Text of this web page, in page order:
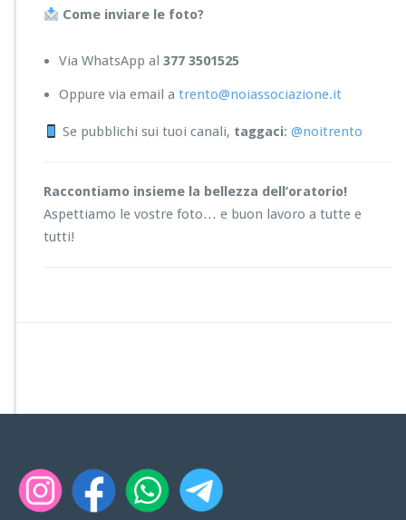
Come inviare le foto?
Via WhatsApp al 377 3501525
Oppure via email a trento@noiassociazione.it
Se pubblichi sui tuoi canali, taggaci:@noitrento
Raccontiamo insieme la bellezza dell’oratorio!
Aspettiamo le vostre foto… e buon lavoro a tutte e
tutti!